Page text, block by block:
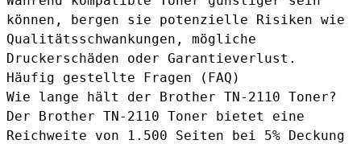
können, bergen sie potenzielle Risiken wie
Qualitätsschwankungen, mögliche
Druckerschäden oder Garantieverlust.
Häufig gestellte Fragen (FAQ)
Wie lange hält der Brother TN-2110 Toner?
Der Brother TN-2110 Toner bietet eine
Reichweite von 1.500 Seiten bei 5% Deckung